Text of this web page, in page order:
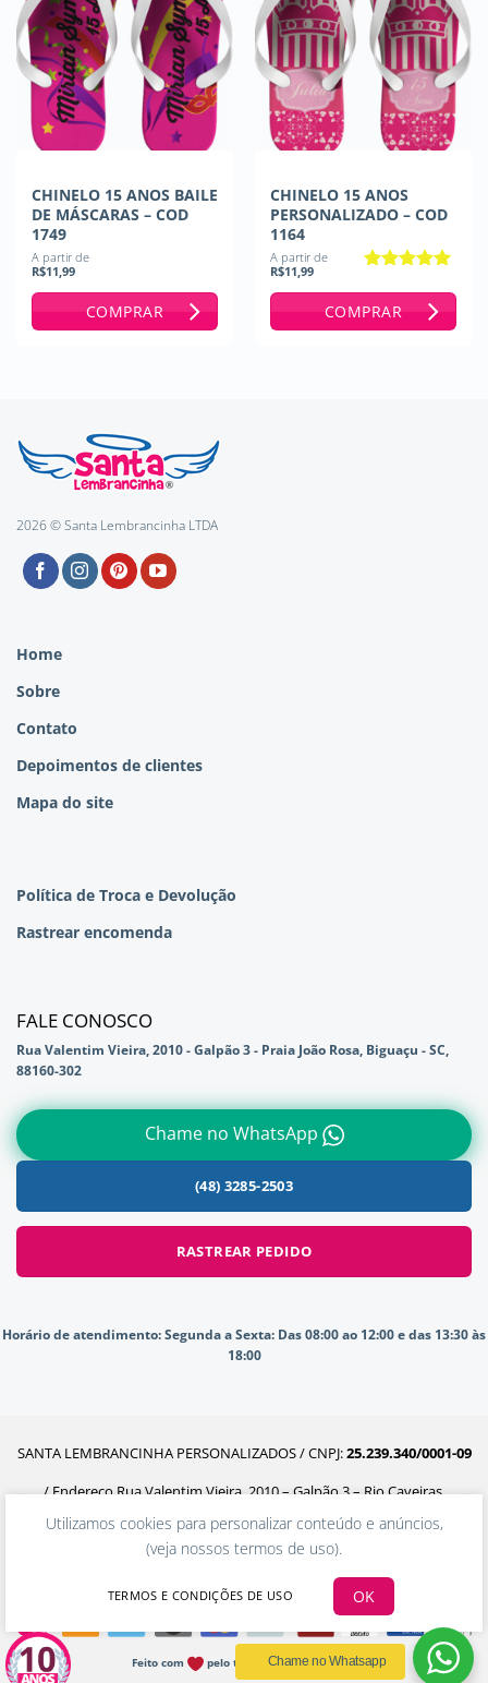
CHINELO 15 ANOS BAILE
DE MÁSCARAS – COD
1749
A partir de
R$11,99
COMPRAR
CHINELO 15 ANOS
PERSONALIZADO – COD
1164
A partir de
R$11,99
COMPRAR
2026 © Santa Lembrancinha LTDA
Home
Sobre
Contato
Depoimentos de clientes
Mapa do site
Política de Troca e Devolução
Rastrear encomenda
FALE CONOSCO
Rua Valentim Vieira, 2010 - Galpão 3 - Praia João Rosa, Biguaçu - SC,
88160-302
Chame no WhatsApp
(48) 3285-2503
RASTREAR PEDIDO
Horário de atendimento:Segunda a Sexta: Das 08:00 ao 12:00 e das 13:30 às
18:00
Chame no Whatsapp
SANTA LEMBRANCINHA PERSONALIZADOS / CNPJ:25.239.340/0001-09
/ Endereço Rua Valentim Vieira, 2010 – Galpão 3 – Rio Caveiras,
Biguaçu – SC, 88160-302
Feito com pelo time da Ecommerceria
Utilizamos cookies para personalizar conteúdo e anúncios,
(veja nossos termos de uso).
TERMOS E CONDIÇÕES DE USO OK